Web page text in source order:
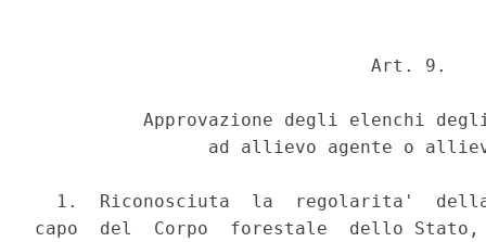
                               Art. 9.
Approvazione degli elenchi
ad allievo agente o
1.  Riconosciuta  la  regolarita'
capo  del  Corpo  forestale  dello